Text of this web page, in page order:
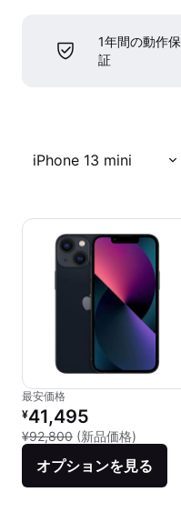
1年間の動作保
証
iPhone 13 mini
最安価格
リファービッシュ品の価格：
¥41,495
¥92,800 (新品価格)
オプションを見る